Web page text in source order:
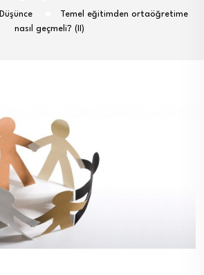
Düşünce
Temel eğitimden ortaöğretime
nasıl geçmeli? (II)